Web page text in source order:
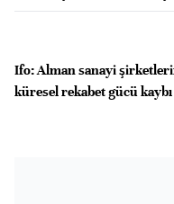
Ifo: Alman sanayi
küresel rekabet gücü